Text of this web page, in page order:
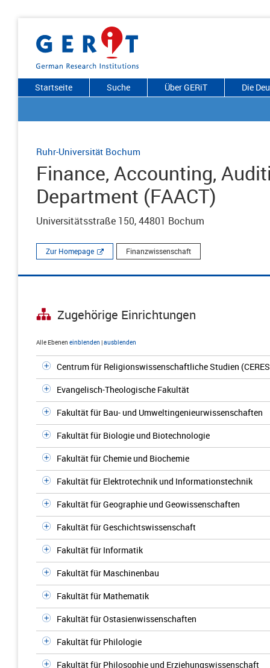
Startseite Suche Über GERiT Die
Ruhr-Universität Bochum
Finance, Accounting,
Department (FAACT)
Universitätsstraße 150, 44801 Bochum
Zur Homepage Finanzwissenschaft
Zugehörige Einrichtungen
Alle Ebenen einblenden |ausblenden
Centrum für Religionswissenschaftliche Studien
Evangelisch-Theologische Fakultät
Fakultät für Bau- und Umweltingenieurwissenschaften
Fakultät für Biologie und Biotechnologie
Fakultät für Chemie und Biochemie
Fakultät für Elektrotechnik und Informationstechnik
Fakultät für Geographie und Geowissenschaften
Fakultät für Geschichtswissenschaft
Fakultät für Informatik
Fakultät für Maschinenbau
Fakultät für Mathematik
Fakultät für Ostasienwissenschaften
Fakultät für Philologie
Fakultät für Philosophie und Erziehungswissenschaft